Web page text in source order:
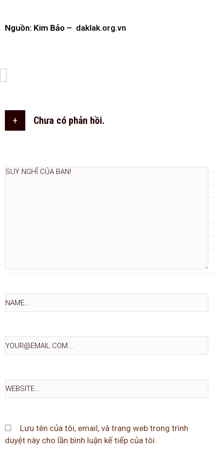
Nguồn: Kim Bảo – daklak.org.vn
+ Chưa có phản hồi.
Lưu tên của tôi, email, và trang web trong trình
duyệt này cho lần bình luận kế tiếp của tôi.